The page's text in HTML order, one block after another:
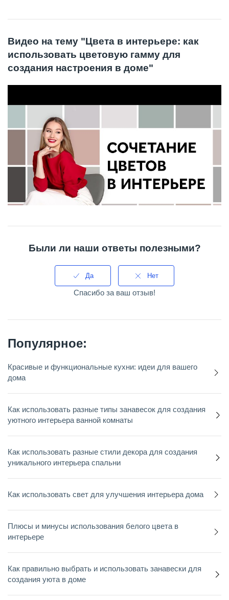
Видео на тему "Цвета в интерьере: как
использовать цветовую гамму для
создания настроения в доме"
Были ли наши ответы полезными?
Да Нет
Спасибо за ваш отзыв!
Популярное:
Красивые и функциональные кухни: идеи для вашего
дома
Как использовать разные типы занавесок для создания
уютного интерьера ванной комнаты
Как использовать разные стили декора для создания
уникального интерьера спальни
Как использовать свет для улучшения интерьера дома
Плюсы и минусы использования белого цвета в
интерьере
Как правильно выбрать и использовать занавески для
создания уюта в доме